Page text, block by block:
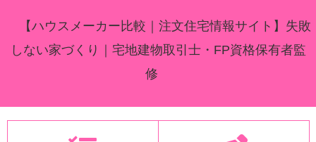
【ハウスメーカー比較｜注文住宅情報サイト】失敗
しない家づくり｜宅地建物取引士・FP資格保有者監
修